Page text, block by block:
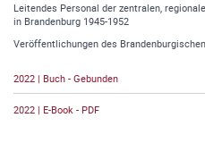
Leitendes Personal der zentralen,
in Brandenburg 1945-1952
Veröffentlichungen des
2022 | Buch - Gebunden
2022 | E-Book - PDF